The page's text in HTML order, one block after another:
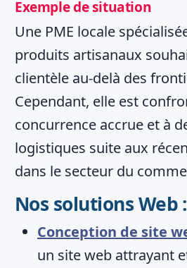
Exemple de situation
Une PME locale
produits artisanaux
clientèle au-delà des
Cependant, elle est
concurrence accrue et à
logistiques suite aux
dans le secteur du
Nos solutions Web :
Conception de site
un site web attrayant